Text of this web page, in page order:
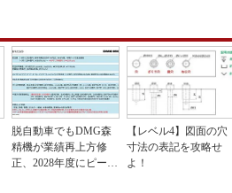
脱自動車でもDMG森
精機が業績再上方修
正、2028年度にピーク
【レベル4】図面の穴
寸法の表記を攻略せ
よ！